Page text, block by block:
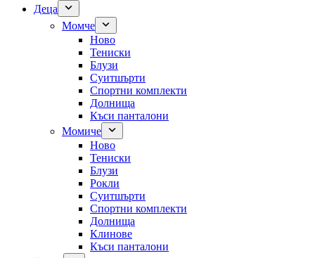
Деца
Момче
Ново
Тениски
Блузи
Суитшърти
Спортни комплекти
Долнища
Къси панталони
Момиче
Ново
Тениски
Блузи
Рокли
Суитшърти
Спортни комплекти
Долнища
Клинове
Къси панталони